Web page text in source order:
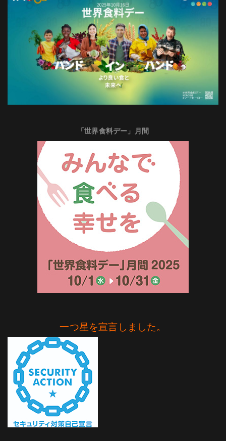
「世界食料デー」月間
一つ星を宣言しました。